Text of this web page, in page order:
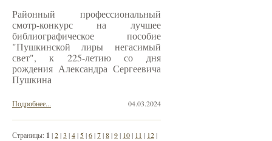
Районный профессиональный
смотр-конкурс на лучшее
библиографическое пособие
"Пушкинской лиры негасимый
свет", к 225-летию со дня
рождения Александра Сергеевича
Пушкина
04.03.2024
Подробнее...
Страницы: 1 |2|3 |4| 5|6|7|8|9| 10| 11 | 12|